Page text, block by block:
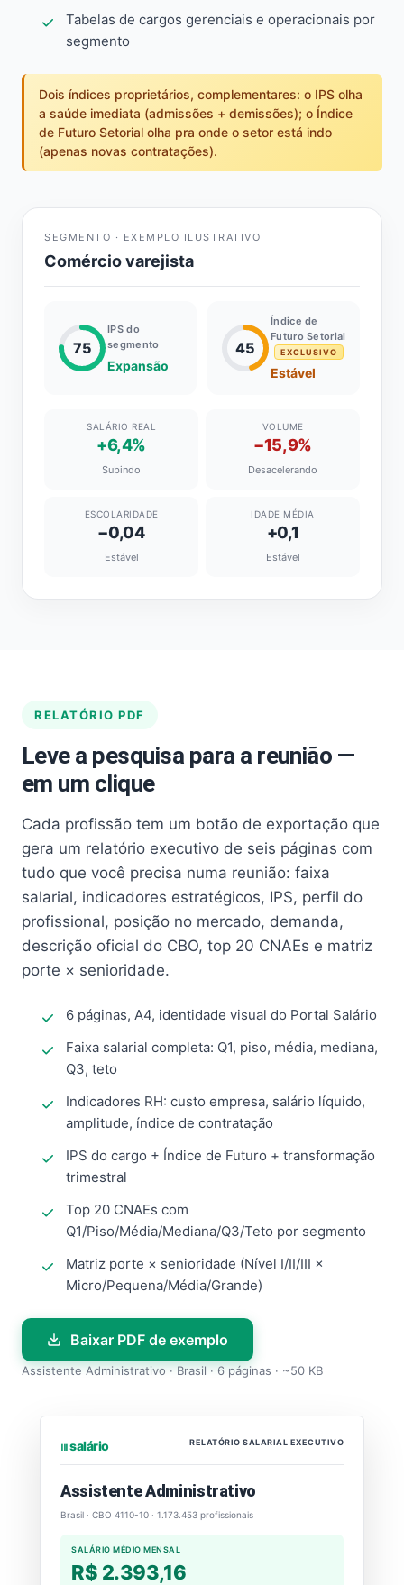
Tabelas de cargos gerenciais e operacionais por
segmento
Dois índices proprietários, complementares: o IPS olha
a saúde imediata (admissões + demissões); o Índice
de Futuro Setorial olha pra onde o setor está indo
(apenas novas contratações).
SEGMENTO · EXEMPLO ILUSTRATIVO
Comércio varejista
75
IPS do
segmento
Expansão
45
Índice de
Futuro Setorial
EXCLUSIVO
Estável
SALÁRIO REAL
+6,4%
Subindo
VOLUME
−15,9%
Desacelerando
ESCOLARIDADE
−0,04
Estável
IDADE MÉDIA
+0,1
Estável
RELATÓRIO PDF
Leve a pesquisa para a reunião —
em um clique
Cada profissão tem um botão de exportação que
gera um relatório executivo de seis páginas com
tudo que você precisa numa reunião: faixa
salarial, indicadores estratégicos, IPS, perfil do
profissional, posição no mercado, demanda,
descrição oficial do CBO, top 20 CNAEs e matriz
porte × senioridade.
6 páginas, A4, identidade visual do Portal Salário
Faixa salarial completa: Q1, piso, média, mediana,
Q3, teto
Indicadores RH: custo empresa, salário líquido,
amplitude, índice de contratação
IPS do cargo + Índice de Futuro + transformação
trimestral
Top 20 CNAEs com
Q1/Piso/Média/Mediana/Q3/Teto por segmento
Matriz porte × senioridade (Nível I/II/III ×
Micro/Pequena/Média/Grande)
Baixar PDF de exemplo
Assistente Administrativo · Brasil · 6 páginas · ~50 KB
⏐⏐⏐ salário RELATÓRIO SALARIAL EXECUTIVO
Assistente Administrativo
Brasil · CBO 4110-10 · 1.173.453 profissionais
SALÁRIO MÉDIO MENSAL
R$ 2.393,16